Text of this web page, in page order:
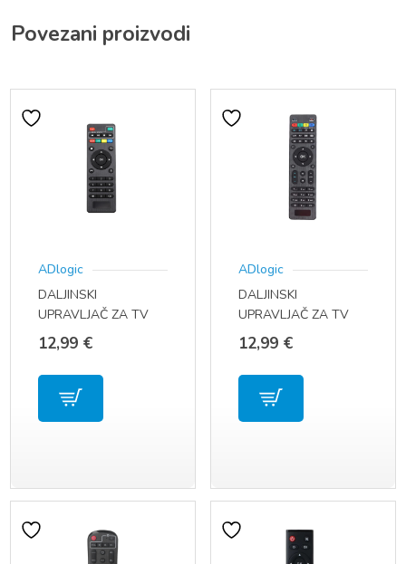
Povezani proizvodi
ADlogic
DALJINSKI
UPRAVLJAČ ZA TV
BOX X96 X96 MINI
X96Q MXQ
12,99 €
ADlogic
DALJINSKI
UPRAVLJAČ ZA TV
BOX MAG
12,99 €